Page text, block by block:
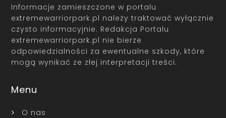
Informacje zamieszczone w portalu
extremewarriorpark.pl należy traktować wyłącznie
czysto informacyjnie. Redakcja Portalu
extremewarriorpark.pl nie bierze
odpowiedzialności za ewentualne szkody, które
mogą wynikać ze złej interpretacji treści.
Menu
O nas